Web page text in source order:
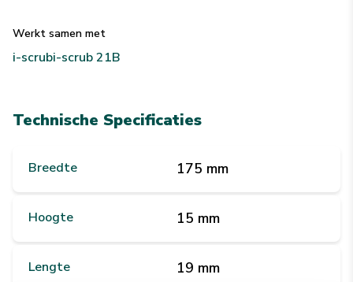
Werkt samen met
i-scrubi-scrub 21B
Technische Specificaties
Breedte 175 mm
Hoogte 15 mm
Lengte 19 mm